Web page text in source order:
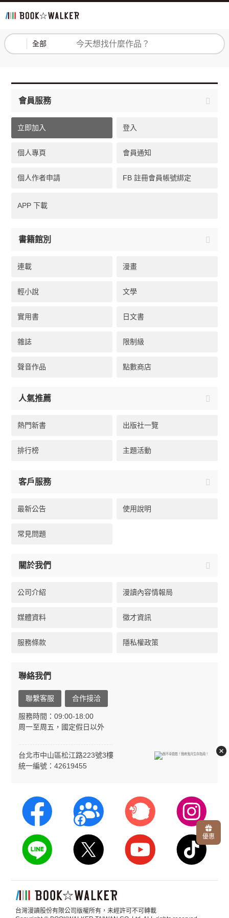
全部 登入 註冊
優惠
會員服務
立即加入 登入
個人專頁 會員通知
個人作者申請 FB 註冊會員帳號綁定
APP 下載
書籍館別
連載 漫畫
輕小說 文學
實用書 日文書
雜誌 限制級
聲音作品 點數商店
人氣推薦
熱門新書 出版社一覽
排行榜 主題活動
客戶服務
最新公告 使用說明
常見問題
關於我們
公司介紹 漫讀內容情報局
媒體資料 徵才資訊
服務條款 隱私權政策
聯絡我們
聯繫客服 合作接洽
服務時間：09:00-18:00
周一至周五，國定假日以外
台北市中山區松江路223號3樓
統一編號：42619455
台灣漫讀股份有限公司版權所有，未經許可不可轉載